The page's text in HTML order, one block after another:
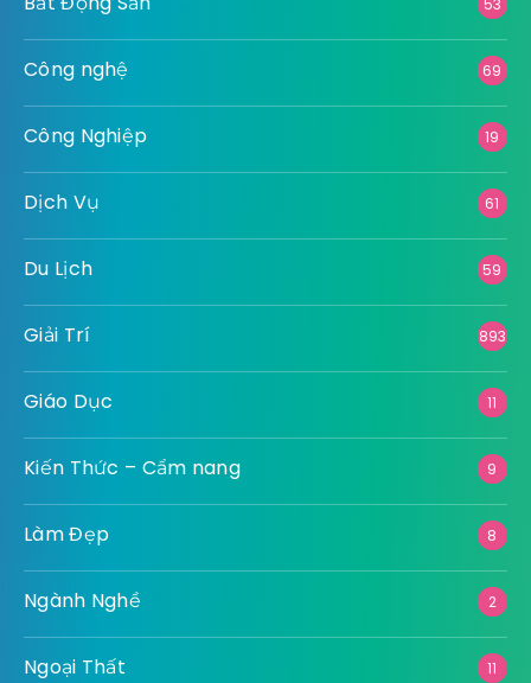
53
Công nghệ 69
Công Nghiệp 19
Dịch Vụ 61
Du Lịch 59
Giải Trí 893
Giáo Dục 11
Kiến Thức – Cẩm nang 9
Làm Đẹp 8
Ngành Nghề 2
Ngoại Thất 11